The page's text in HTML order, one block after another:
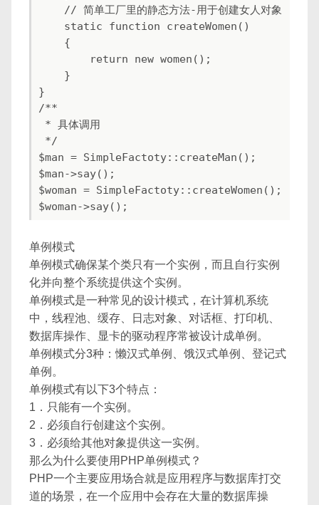
    // 简单工厂里的静态方法-用于创建女人对象
    static function createWomen()
    {
        return new women();
    }
}
/**
* 具体调用
*/
$man = SimpleFactoty::createMan();
$man->say();
$woman = SimpleFactoty::createWomen();
$woman->say();
单例模式
单例模式确保某个类只有一个实例，而且自行实例
化并向整个系统提供这个实例。
单例模式是一种常见的设计模式，在计算机系统
中，线程池、缓存、日志对象、对话框、打印机、
数据库操作、显卡的驱动程序常被设计成单例。
单例模式分3种：懒汉式单例、饿汉式单例、登记式
单例。
单例模式有以下3个特点：
1．只能有一个实例。
2．必须自行创建这个实例。
3．必须给其他对象提供这一实例。
那么为什么要使用PHP单例模式？
PHP一个主要应用场合就是应用程序与数据库打交
道的场景，在一个应用中会存在大量的数据库操